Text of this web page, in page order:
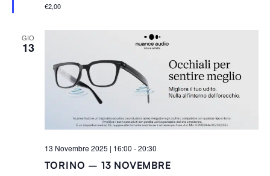
a
i
€2,00
GIO
13
TORINO – 13 NOVEMBRE
13 Novembre 2025 | 16:00 -20:30